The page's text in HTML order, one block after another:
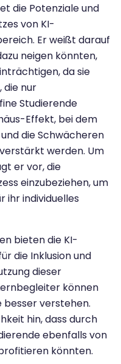
die Potenziale und
von KI-
Er weißt darauf
neigen könnten,
da sie
die nur
Studierende
Effekt, bei dem
die Schwächeren
werden. Um
er vor, die
einzubeziehen, um
ihr individuelles
bieten die KI-
die Inklusion und
dieser
können
verstehen.
hin, dass durch
ebenfalls von
könnten.